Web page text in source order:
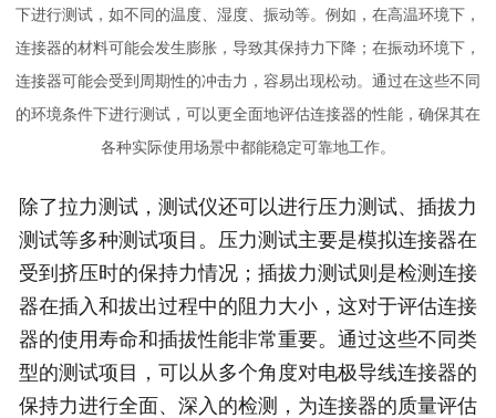
下进行测试，如不同的温度、湿度、振动等。例如，在高温环境下，
连接器的材料可能会发生膨胀，导致其保持力下降；在振动环境下，
连接器可能会受到周期性的冲击力，容易出现松动。通过在这些不同
的环境条件下进行测试，可以更全面地评估连接器的性能，确保其在
各种实际使用场景中都能稳定可靠地工作。
除了拉力测试，测试仪还可以进行压力测试、插拔力
测试等多种测试项目。压力测试主要是模拟连接器在
受到挤压时的保持力情况；插拔力测试则是检测连接
器在插入和拔出过程中的阻力大小，这对于评估连接
器的使用寿命和插拔性能非常重要。通过这些不同类
型的测试项目，可以从多个角度对电极导线连接器的
保持力进行全面、深入的检测，为连接器的质量评估